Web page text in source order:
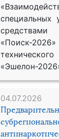
специальных
«Поиск-
«Эшелон-
04.07.2026